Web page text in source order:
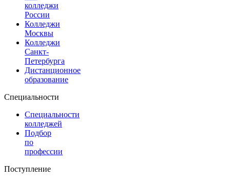
колледжи
России
Колледжи
Москвы
Колледжи
Санкт-
Петербурга
Дистанционное
образование
Специальности
Специальности
колледжей
Подбор
по
профессии
Поступление